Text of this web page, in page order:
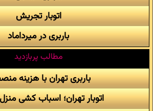
اتوبار تجریش
باربری در میرداماد
مطالب پربازدید
باربری تهران با هزینه
اتوبار تهران؛ اسباب کشی